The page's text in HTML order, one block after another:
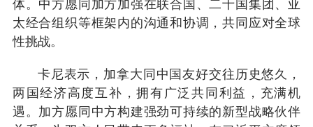
体。中方愿同加方加强在联合国、二十国集团、亚
太经合组织等框架内的沟通和协调，共同应对全球
性挑战。
卡尼表示，加拿大同中国友好交往历史悠久，
两国经济高度互补，拥有广泛共同利益，充满机
遇。加方愿同中方构建强劲可持续的新型战略伙伴